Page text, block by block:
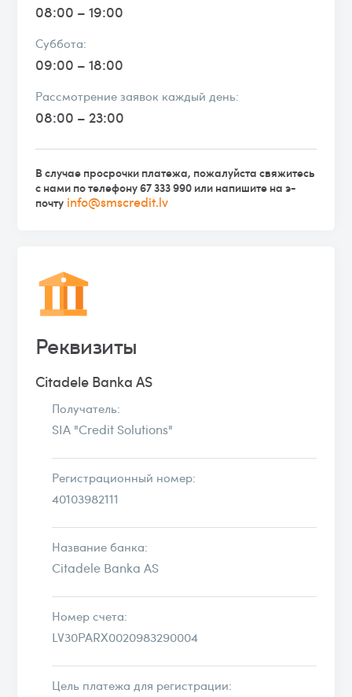
08:00 – 19:00
Суббота:
09:00 – 18:00
Рассмотрение заявок каждый день:
08:00 – 23:00
В случае просрочки платежа, пожалуйста свяжитесь
с нами по телефону 67 333 990 или напишите на э-
почту info@smscredit.lv
Реквизиты
Citadele Banka AS
Получатель:
SIA "Credit Solutions"
Регистрационный номер:
40103982111
Название банка:
Citadele Banka AS
Номер счeта:
LV30PARX0020983290004
Цель платежа для регистрации: